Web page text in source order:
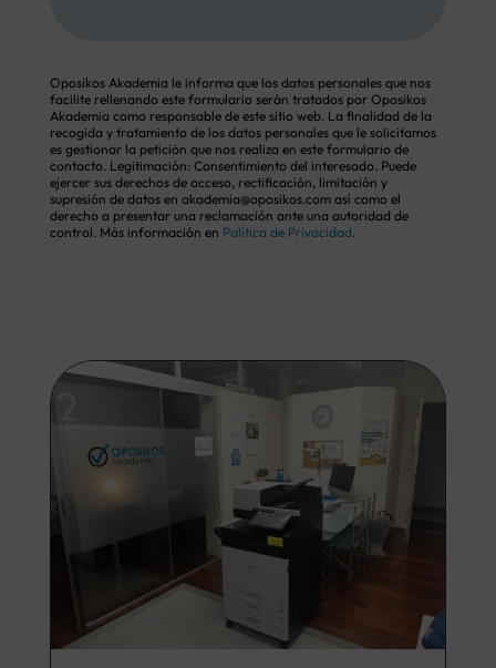
Oposikos Akademia le informa que los datos personales que nos
facilite rellenando este formulario serán tratados por Oposikos
Akademia como responsable de este sitio web. La finalidad de la
recogida y tratamiento de los datos personales que le solicitamos
es gestionar la petición que nos realiza en este formulario de
contacto. Legitimación: Consentimiento del interesado. Puede
ejercer sus derechos de acceso, rectificación, limitación y
supresión de datos en akademia@oposikos.com así como el
derecho a presentar una reclamación ante una autoridad de
control. Más información en Política de Privacidad.